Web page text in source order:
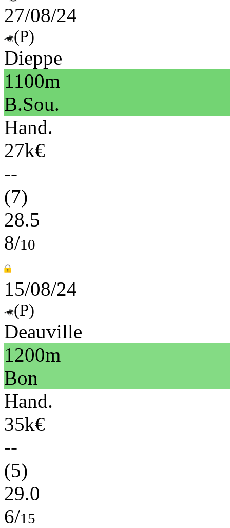
27/08/24
(P)
Dieppe
1100m
B.Sou.
Hand.
27k€
--
(7)
28.5
8/10
15/08/24
(P)
Deauville
1200m
Bon
Hand.
35k€
--
(5)
29.0
6/15